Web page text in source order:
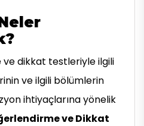
dikkat testleriyle ilgili
ve ilgili bölümlerin
ihtiyaçlarına yönelik
ve Dikkat